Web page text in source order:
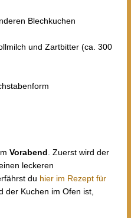
Blechkuchen
und Zartbitter (ca. 300
Vorabend . Zuerst wird der
leckeren
du hier im Rezept für
der Kuchen im Ofen ist,